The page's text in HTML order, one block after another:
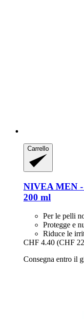
Carrello
NIVEA MEN
200 ml
Per le pelli
Protegge e
Riduce le
CHF 4.40 (CHF
Consegna entro il